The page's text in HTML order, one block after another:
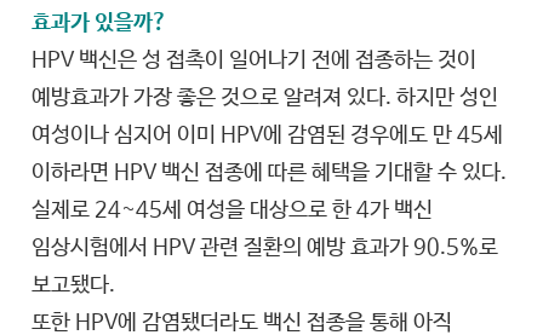
효과가 있을까?
HPV 백신은 성 접촉이 일어나기 전에 접종하는 것이
예방효과가 가장 좋은 것으로 알려져 있다. 하지만 성인
여성이나 심지어 이미 HPV에 감염된 경우에도 만 45세
이하라면 HPV 백신 접종에 따른 혜택을 기대할 수 있다.
실제로 24~45세 여성을 대상으로 한 4가 백신
임상시험에서 HPV 관련 질환의 예방 효과가 90.5%로
보고됐다.
또한 HPV에 감염됐더라도 백신 접종을 통해 아직